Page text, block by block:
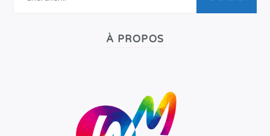
À PROPOS